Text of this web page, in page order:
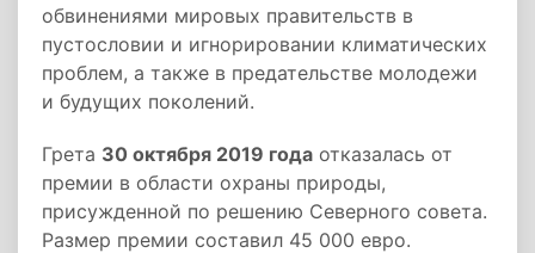
обвинениями мировых правительств в
пустословии и игнорировании климатических
проблем, а также в предательстве молодежи
и будущих поколений.
Грета 30 октября 2019 года отказалась от
премии в области охраны природы,
присужденной по решению Северного совета.
Размер премии составил 45 000 евро.